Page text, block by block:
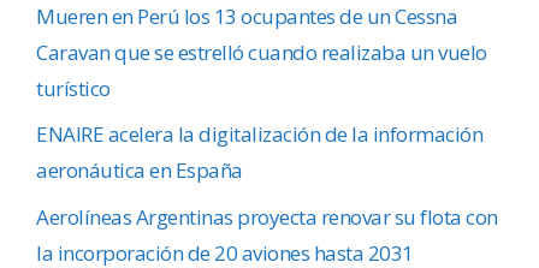
Mueren en Perú los 13 ocupantes de un Cessna
Caravan que se estrelló cuando realizaba un vuelo
turístico
ENAIRE acelera la digitalización de la información
aeronáutica en España
Aerolíneas Argentinas proyecta renovar su flota con
la incorporación de 20 aviones hasta 2031